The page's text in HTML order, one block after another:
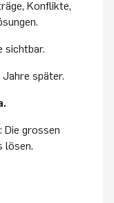
Konflikte,
sichtbar.
später.
Die grossen
lösen.